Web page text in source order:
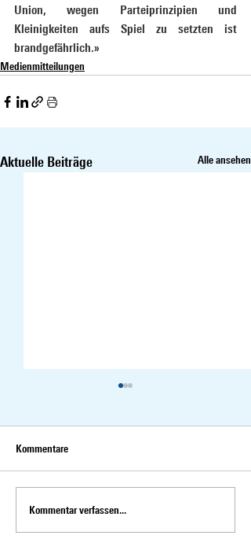
Union, wegen Parteiprinzipien und
Kleinigkeiten aufs Spiel zu setzten ist
brandgefährlich.»
Medienmitteilungen
Aktuelle Beiträge Alle ansehen
Susanne Vincenz-Stauffacher
tritt zum zweiten Wahlgang an
Kommentare
Kommentar verfassen...